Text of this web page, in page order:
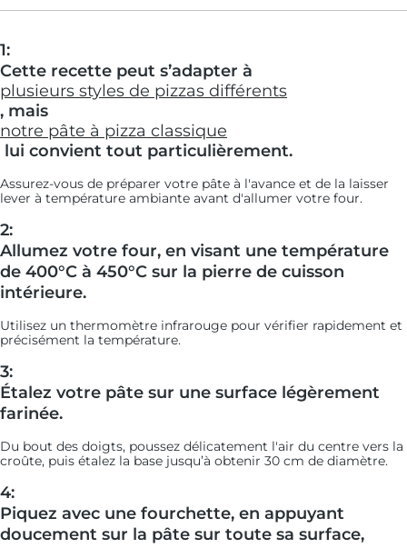
1:
Cette recette peut s’adapter à
plusieurs styles de pizzas différents
, mais
notre pâte à pizza classique
lui convient tout particulièrement.
Assurez-vous de préparer votre pâte à l'avance et de la laisser
lever à température ambiante avant d'allumer votre four.
2:
Allumez votre four, en visant une température
de 400°C à 450°C sur la pierre de cuisson
intérieure.
Utilisez un thermomètre infrarouge pour vérifier rapidement et
précisément la température.
3:
Étalez votre pâte sur une surface légèrement
farinée.
Du bout des doigts, poussez délicatement l'air du centre vers la
croûte, puis étalez la base jusqu’à obtenir 30 cm de diamètre.
4:
Piquez avec une fourchette, en appuyant
doucement sur la pâte sur toute sa surface,